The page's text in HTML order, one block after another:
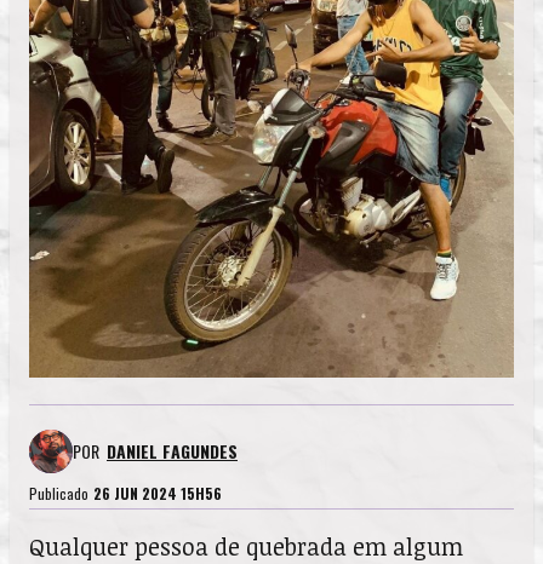
POR DANIEL FAGUNDES
Publicado 26 JUN 2024 15H56
Qualquer pessoa de quebrada em algum